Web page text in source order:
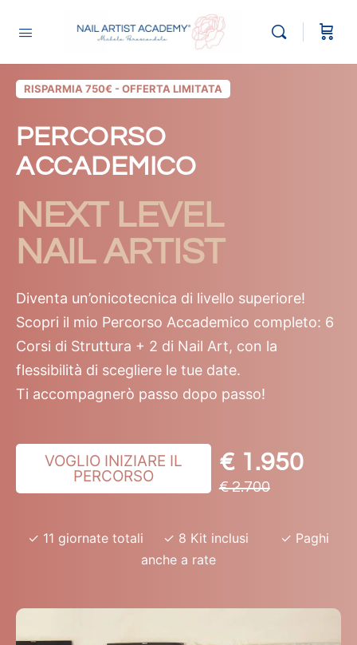
RISPARMIA 750€ - OFFERTA LIMITATA
PERCORSO
ACCADEMICO
NEXT LEVEL
NAIL ARTIST
Diventa un’onicotecnica di livello superiore!
Scopri il mio Percorso Accademico completo: 6
Corsi di Struttura + 2 di Nail Art, con la
flessibilità di scegliere le tue date.
Ti accompagnerò passo dopo passo!
VOGLIO INIZIARE IL
PERCORSO
€ 1.950
€ 2.700
✓ 11 giornate totali ✓ 8 Kit inclusi ✓ Paghi
anche a rate